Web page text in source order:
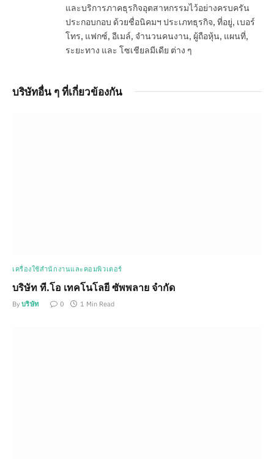
และบริการภาคธุรกิจอุตสาหกรรมไว้อย่างครบครัน
ประกอบกอบ ด้วยชื่อนิคมฯ ประเภทธุรกิจ, ที่อยู่, เบอร์
โทร, แฟกซ์, อีเมล์, จำนวนคนงาน, ผู้ถือหุ้น, แผนที่,
ระยะทาง และ โซเชียลมีเดีย ต่าง ๆ
บริษัทอื่น ๆ ที่เกี่ยวข้องกัน
เครื่องใช้สำนักงานและคอมพิวเตอร์
บริษัท ที.โอ เทคโนโลยี ซัพพลาย จำกัด
By บริษัท 0 1 Min Read